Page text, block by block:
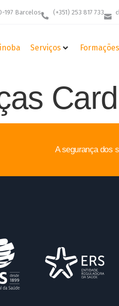
197 Barcelos (+351) 253 817 733
Serviços Formações
A segurança dos